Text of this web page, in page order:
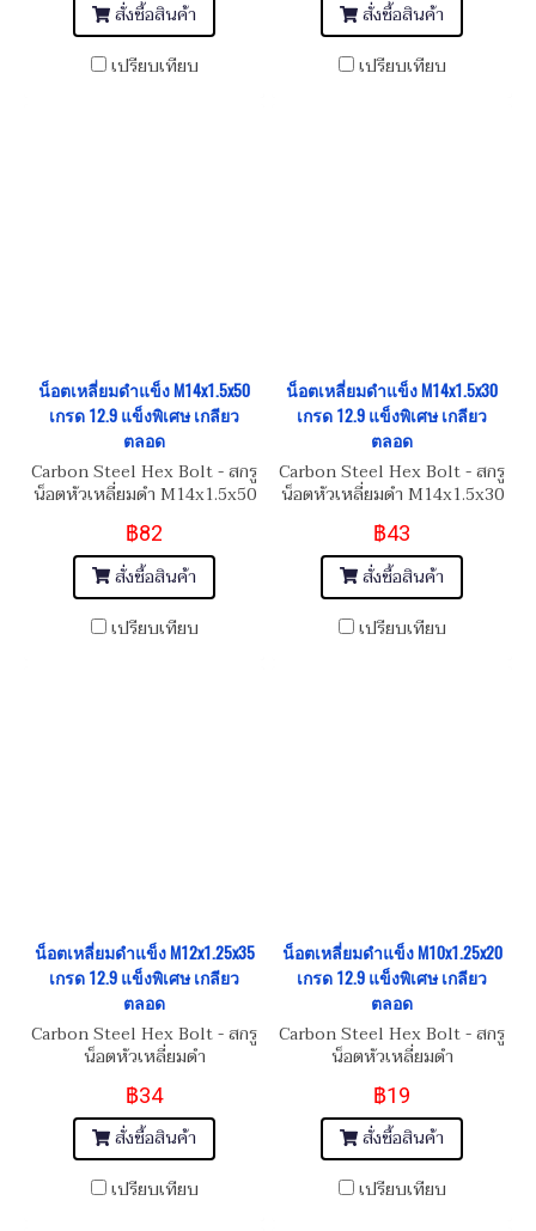
สั่งซื้อสินค้า
เปรียบเทียบ
สั่งซื้อสินค้า
เปรียบเทียบ
น็อตเหลี่ยมดำแข็ง M14x1.5x50
เกรด 12.9 แข็งพิเศษ เกลียว
ตลอด
Carbon Steel Hex Bolt - สกรู
น็อตหัวเหลี่ยมดำ M14x1.5x50
฿82
สั่งซื้อสินค้า
เปรียบเทียบ
น็อตเหลี่ยมดำแข็ง M14x1.5x30
เกรด 12.9 แข็งพิเศษ เกลียว
ตลอด
Carbon Steel Hex Bolt - สกรู
น็อตหัวเหลี่ยมดำ M14x1.5x30
฿43
สั่งซื้อสินค้า
เปรียบเทียบ
น็อตเหลี่ยมดำแข็ง M12x1.25x35
เกรด 12.9 แข็งพิเศษ เกลียว
ตลอด
Carbon Steel Hex Bolt - สกรู
น็อตหัวเหลี่ยมดำ
฿34
สั่งซื้อสินค้า
เปรียบเทียบ
น็อตเหลี่ยมดำแข็ง M10x1.25x20
เกรด 12.9 แข็งพิเศษ เกลียว
ตลอด
Carbon Steel Hex Bolt - สกรู
น็อตหัวเหลี่ยมดำ
฿19
สั่งซื้อสินค้า
เปรียบเทียบ